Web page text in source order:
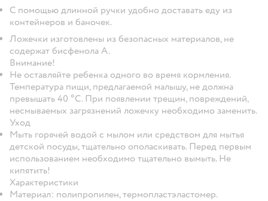
С помощью длинной ручки удобно доставать еду из
контейнеров и баночек.
Ложечки изготовлены из безопасных материалов, не
содержат бисфенола А.
Внимание!
Не оставляйте ребенка одного во время кормления.
Температура пищи, предлагаемой малышу, не должна
превышать 40 °С. При появлении трещин, повреждений,
несмываемых загрязнений ложечку необходимо заменить.
Уход
Мыть горячей водой с мылом или средством для мытья
детской посуды, тщательно ополаскивать. Перед первым
использованием необходимо тщательно вымыть. Не
кипятить!
Характеристики
Материал: полипропилен, термопластэластомер.